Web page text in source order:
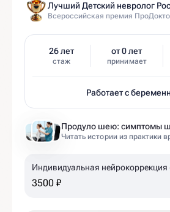
Лучший Детский невролог
Всероссийская премия
26 лет
стаж
от 0 лет
принимает
Работает с
Читать истории из практики
Индивидуальная
3500 ₽